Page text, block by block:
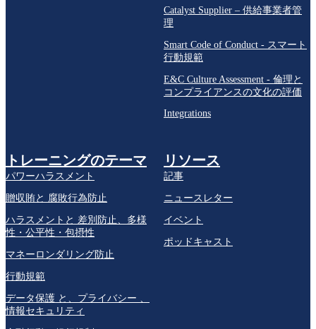
Catalyst Supplier – 供給事業者管
理
Smart Code of Conduct - スマート
行動規範
E&C Culture Assessment - 倫理と
コンプライアンスの文化の評価
Integrations
トレーニングのテーマ
パワーハラスメント
贈収賄と 腐敗行為防止
ハラスメントと 差別防止、多様
性・公平性・包摂性
マネーロンダリング防止
行動規範
データ保護 と、プライバシー 、
情報セキュリティ
リソース
記事
ニュースレター
イベント
ポッドキャスト